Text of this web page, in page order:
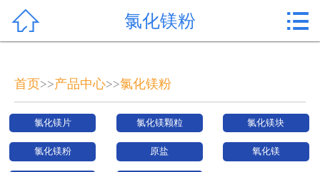
公司形象
公司简介
 氯化镁粉 
首页>>产品中心>>氯化镁粉
氯化镁片 氯化镁颗粒 氯化镁块
氯化镁粉 原盐 氧化镁